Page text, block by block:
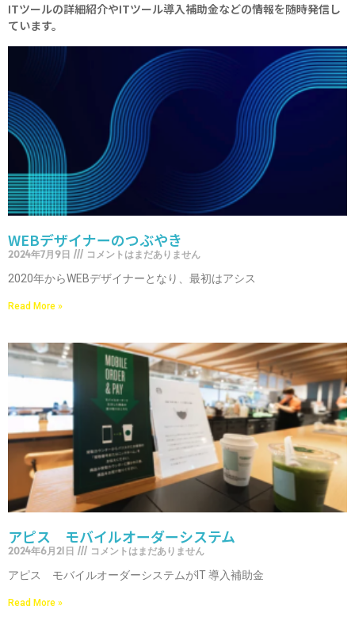
ITツールの詳細紹介やITツール導入補助金などの情報を随時発信し
ています。
WEBデザイナーのつぶやき
2024年7月9日
コメントはまだありません
2020年からWEBデザイナーとなり、最初はアシス
Read More »
アピス モバイルオーダーシステム
2024年6月21日
コメントはまだありません
アピス モバイルオーダーシステムがIT 導入補助金
Read More »